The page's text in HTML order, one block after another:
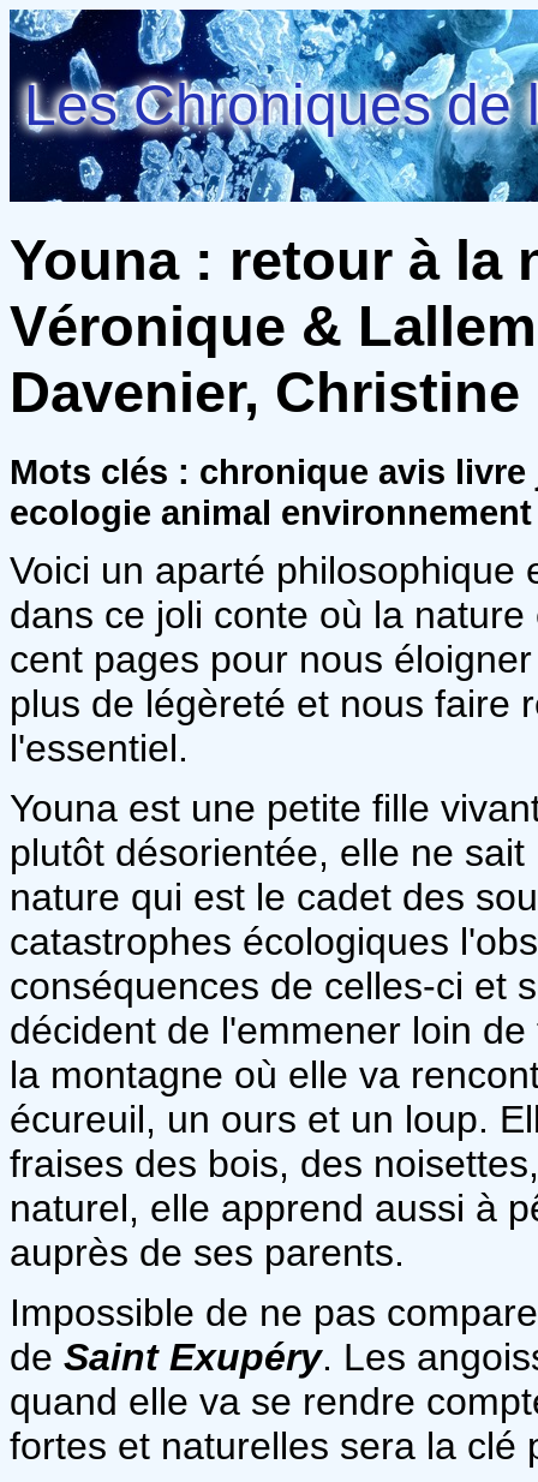
Les Chroniques de
Youna : retour à la
Véronique &
Davenier, Christine
Mots clés : chronique avis
ecologie animal
Voici un aparté philosophique
dans ce joli conte où la
cent pages pour nous
plus de légèreté et nous faire
l'essentiel.
Youna est une petite fille
plutôt désorientée, elle ne
nature qui est le cadet des
catastrophes écologiques
conséquences de celles-ci et
décident de l'emmener loin
la montagne où elle va
écureuil, un ours et un loup.
fraises des bois, des
naturel, elle apprend aussi à
auprès de ses parents.
Impossible de ne pas
de Saint Exupéry. Les
quand elle va se rendre
fortes et naturelles sera la clé